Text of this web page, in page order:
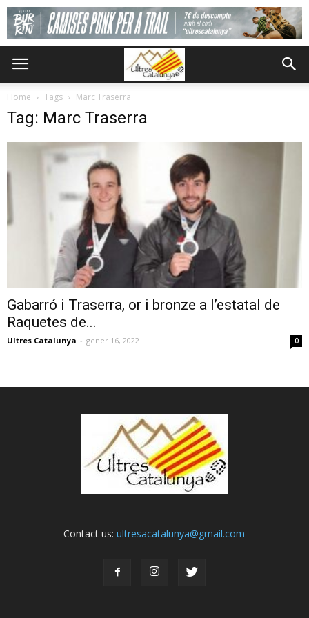
Home Tags Marc Traserra
Tag: Marc Traserra
Gabarró i Traserra, or i bronze a l’estatal de
Raquetes de...
Ultres Catalunya - gener 16, 2022 0
Contact us:ultresacatalunya@gmail.com